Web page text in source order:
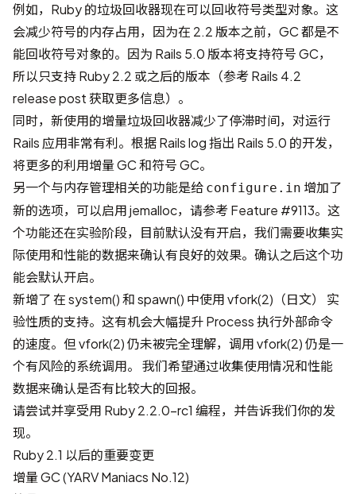
例如，Ruby 的垃圾回收器现在可以回收符号类型对象。这
会减少符号的内存占用，因为在 2.2 版本之前，GC 都是不
能回收符号对象的。因为 Rails 5.0 版本将支持符号 GC，
所以只支持 Ruby 2.2 或之后的版本（参考Rails 4.2
release post获取更多信息）。
同时，新使用的增量垃圾回收器减少了停滞时间，对运行
Rails 应用非常有利。根据Rails log指出 Rails 5.0 的开发，
将更多的利用增量 GC 和符号 GC。
另一个与内存管理相关的功能是给 configure.in 增加了
新的选项，可以启用 jemalloc，请参考Feature #9113。这
个功能还在实验阶段，目前默认没有开启，我们需要收集实
际使用和性能的数据来确认有良好的效果。确认之后这个功
能会默认开启。
新增了在 system() 和 spawn() 中使用 vfork(2)（日文）
实
验性质的支持。这有机会大幅提升 Process 执行外部命令
的速度。但 vfork(2) 仍未被完全理解，调用 vfork(2) 仍是一
个有风险的系统调用。 我们希望通过收集使用情况和性能
数据来确认是否有比较大的回报。
请尝试并享受用 Ruby 2.2.0-rc1 编程，并告诉我们你的发
现。
Ruby 2.1 以后的重要变更
增量 GC(YARV Maniacs No.12)